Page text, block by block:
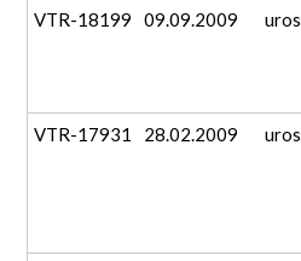
VTR-18199 09.09.2009 uros
VTR-17931 28.02.2009 uros